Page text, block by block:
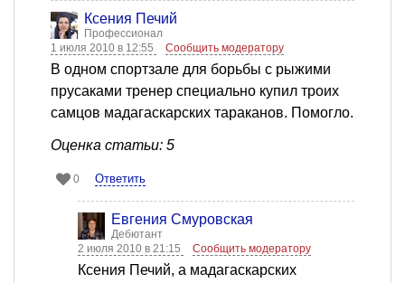
Ксения Печий
Профессионал
1 июля 2010 в 12:55
Сообщить модератору
В одном спортзале для борьбы с рыжими
прусаками тренер специально купил троих
самцов мадагаскарских тараканов. Помогло.
Оценка статьи: 5
0 Ответить
Евгения Смуровская
Дебютант
2 июля 2010 в 21:15
Сообщить модератору
Ксения Печий, а мадагаскарских